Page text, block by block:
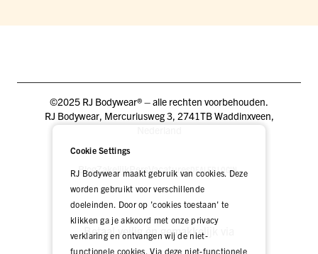
©2025 RJ Bodywear® – alle rechten voorbehouden.
RJ Bodywear, Mercuriusweg 3, 2741TB Waddinxveen,
BlogZakelijkPers VacaturesDEALER LOGIN
Betaal veilig én gemakkelijk via
Cookie Settings
RJ Bodywear maakt gebruik van cookies. Deze
worden gebruikt voor verschillende
doeleinden. Door op 'cookies toestaan' te
klikken ga je akkoord met onze privacy
verklaring en ontvangen wij de niet-
functionele cookies. Via deze niet-functionele